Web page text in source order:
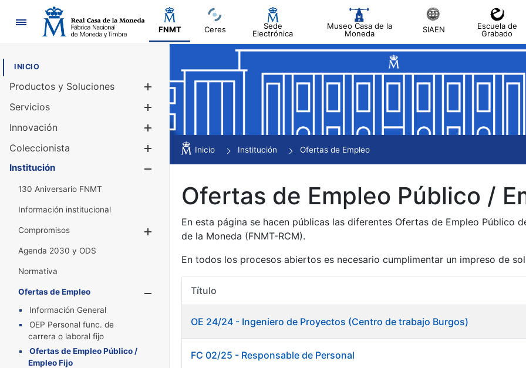
Navegación
FNMT Ceres
Sede
Electrónica
Museo Casa de la
Moneda
SIAEN
Escuela de
Grabado
INICIO
Productos y Soluciones
Mostrar/Ocultar
Servicios
Innovación
Coleccionista
Mostrar/Ocultar
Institución
130 Aniversario FNMT
Información institucional
Compromisos
Mostrar/Ocultar
Agenda 2030 y ODS
Normativa
Ofertas de Empleo
Mostrar/Ocultar
Información General
OEP Personal func. de
carrera o laboral fijo
Ofertas de Empleo Público /
Empleo Fijo
Inicio Institución Ofertas de Empleo
Ofertas de Empleo Público /
En esta página se hacen públicas las diferentes Ofertas de Empleo Público
de la Moneda (FNMT-RCM).
En todos los procesos abiertos es necesario cumplimentar un impreso de
Título
OE 24/24 - Ingeniero de Proyectos (Centro de trabajo Burgos)
FC 02/25 - Responsable de Personal